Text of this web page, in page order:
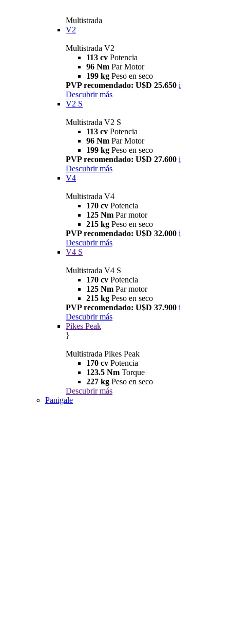
Multistrada
V2
Multistrada V2
113 cv Potencia
96 Nm Par Motor
199 kg Peso en seco
PVP recomendado: U$D 25.650 i
Descubrir más
V2 S
Multistrada V2 S
113 cv Potencia
96 Nm Par Motor
199 kg Peso en seco
PVP recomendado: U$D 27.600 i
Descubrir más
V4
Multistrada V4
170 cv Potencia
125 Nm Par motor
215 kg Peso en seco
PVP recomendado: U$D 32.000 i
Descubrir más
V4 S
Multistrada V4 S
170 cv Potencia
125 Nm Par motor
215 kg Peso en seco
PVP recomendado: U$D 37.900 i
Descubrir más
Pikes Peak
}
Multistrada Pikes Peak
170 cv Potencia
123.5 Nm Torque
227 kg Peso en seco
Descubrir más
Panigale